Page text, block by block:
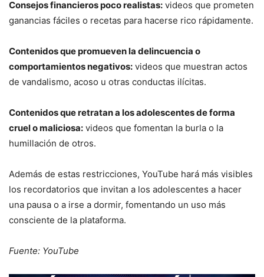
Consejos financieros poco realistas: videos que prometen
ganancias fáciles o recetas para hacerse rico rápidamente.
Contenidos que promueven la delincuencia o
comportamientos negativos: videos que muestran actos
de vandalismo, acoso u otras conductas ilícitas.
Contenidos que retratan a los adolescentes de forma
cruel o maliciosa: videos que fomentan la burla o la
humillación de otros.
Además de estas restricciones, YouTube hará más visibles
los recordatorios que invitan a los adolescentes a hacer
una pausa o a irse a dormir, fomentando un uso más
consciente de la plataforma.
Fuente: YouTube